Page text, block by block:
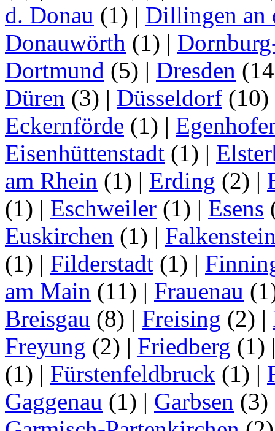
d. Donau (1) | Dillingen an
Donauwörth (1) |
Dortmund (5) | Dresden
Düren (3) | Düsseldorf (10)
Eckernförde (1) |
Eisenhüttenstadt (1) |
am Rhein (1) | Erding (2) |
(1) | Eschweiler (1) | Esens
Euskirchen (1) |
(1) | Filderstadt (1) |
am Main (11) | Frauenau
Breisgau (8) | Freising (2) |
Freyung (2) | Friedberg (1)
(1) | Fürstenfeldbruck (1) |
Gaggenau (1) | Garbsen (3)